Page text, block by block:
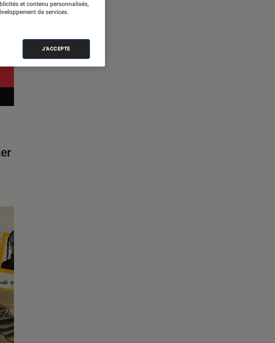
et contenu personnalisés,
de services.
J'ACCEPTE